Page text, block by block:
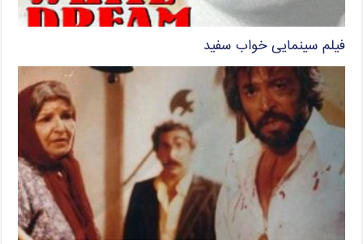
فیلم سینمایی خواب سفید